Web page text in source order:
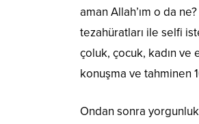
aman Allah’ım o da
tezahüratları ile selfi
çoluk, çocuk, kadın ve
konuşma ve tahminen
Ondan sonra